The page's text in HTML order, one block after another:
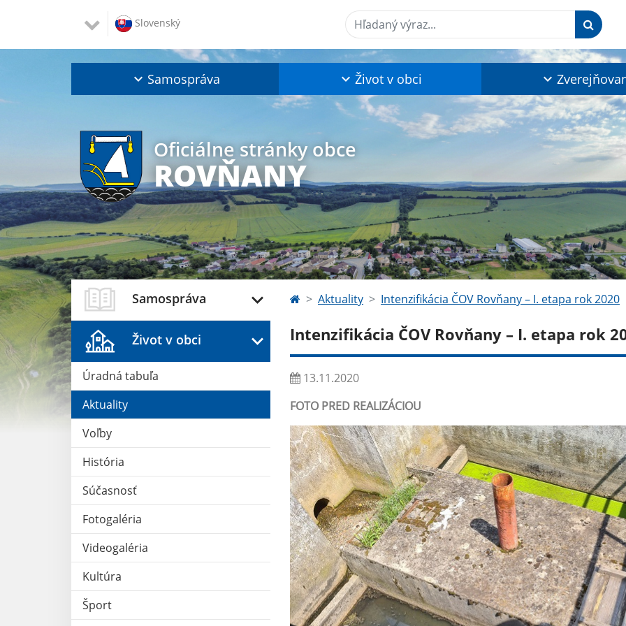
Slovenský Hľadaný výraz...
Samospráva Život v obci
Oficiálne stránky obce
ROVŇANY
Samospráva
Život v obci
Úradná tabuľa
Aktuality
Voľby
História
Súčasnosť
Fotogaléria
Videogaléria
Kultúra
Šport
Aktuality Intenzifikácia ČOV Rovňany – I. etapa rok 2020
Intenzifikácia ČOV Rovňany – I. etapa rok
13.11.2020
FOTO PRED REALIZÁCIOU